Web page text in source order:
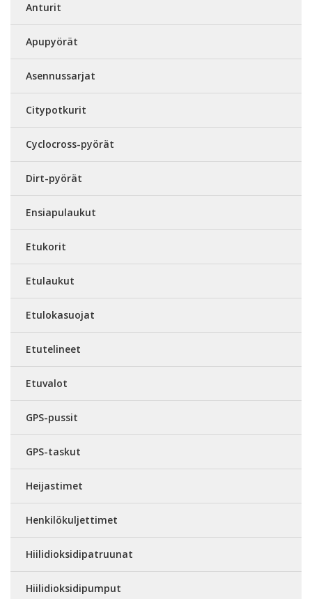
Anturit
Apupyörät
Asennussarjat
Citypotkurit
Cyclocross-pyörät
Dirt-pyörät
Ensiapulaukut
Etukorit
Etulaukut
Etulokasuojat
Etutelineet
Etuvalot
GPS-pussit
GPS-taskut
Heijastimet
Henkilökuljettimet
Hiilidioksidipatruunat
Hiilidioksidipumput